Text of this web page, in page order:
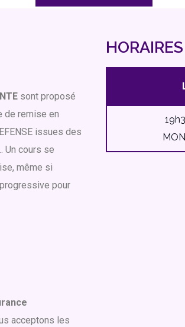
sont proposé
de remise en
issues des
Un cours se
même si
pour
acceptons les